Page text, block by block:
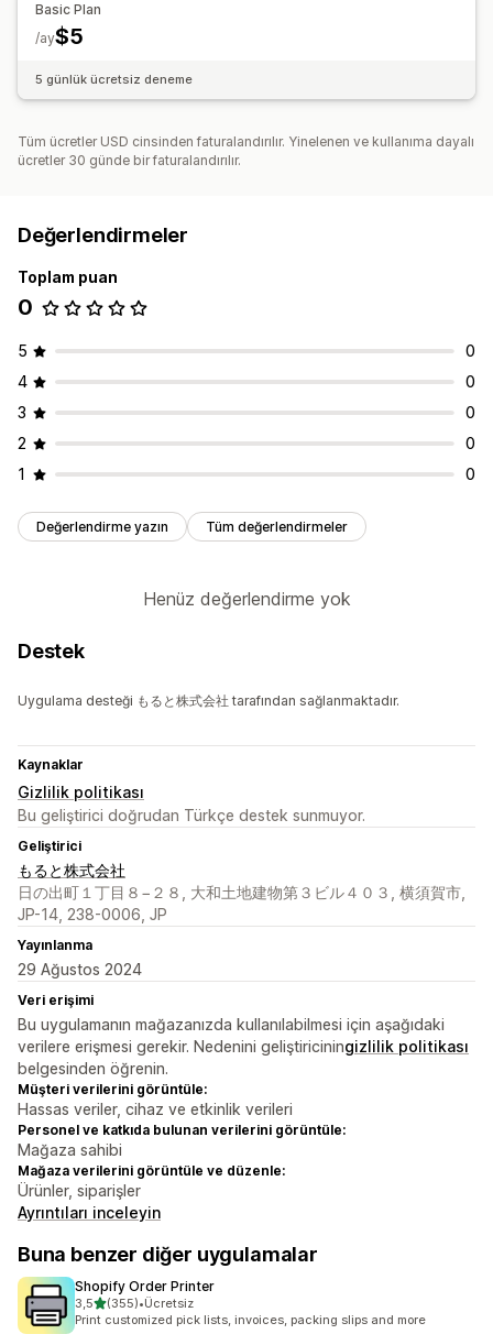
Basic Plan
$5
/ay
5 günlük ücretsiz deneme
Tüm ücretler USD cinsinden faturalandırılır. Yinelenen ve kullanıma dayalı
ücretler 30 günde bir faturalandırılır.
Değerlendirmeler
Toplam puan
0
5
0
4
0
3
0
2
0
1
0
Değerlendirme yazın Tüm değerlendirmeler
Henüz değerlendirme yok
Destek
Uygulama desteği もると株式会社 tarafından sağlanmaktadır.
Kaynaklar
Gizlilik politikası
Bu geliştirici doğrudan Türkçe destek sunmuyor.
Geliştirici
もると株式会社
日の出町１丁目８−２８, 大和土地建物第３ビル４０３, 横須賀市,
JP-14, 238-0006, JP
Yayınlanma
29 Ağustos 2024
Veri erişimi
Bu uygulamanın mağazanızda kullanılabilmesi için aşağıdaki
verilere erişmesi gerekir. Nedenini geliştiriciningizlilik politikası
belgesinden öğrenin.
Müşteri verilerini görüntüle:
Hassas veriler, cihaz ve etkinlik verileri
Personel ve katkıda bulunan verilerini görüntüle:
Mağaza sahibi
Mağaza verilerini görüntüle ve düzenle:
Ürünler, siparişler
Ayrıntıları inceleyin
Buna benzer diğer uygulamalar
Shopify Order Printer
3,55 yıldız üzerinden
(355)
toplam 355 değerlendirme
•Ücretsiz
Print customized pick lists, invoices, packing slips and more